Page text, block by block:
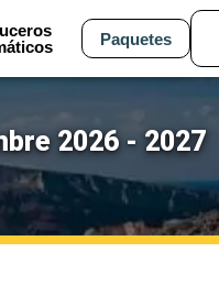
Paquetes
2026 - 2027